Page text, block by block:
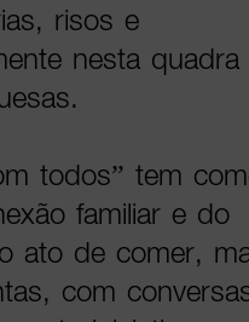
risos e
nesta quadra
todos” tem
familiar e do
ato de comer,
com